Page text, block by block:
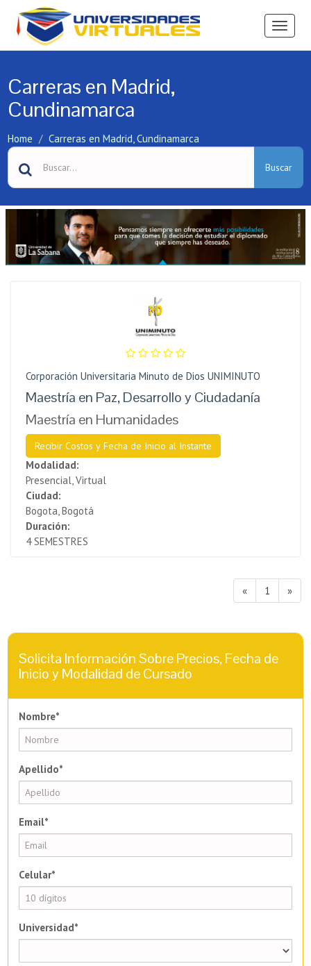
Ver
Carreras en Madrid,
Cundinamarca
Home Carreras en Madrid, Cundinamarca
Buscar
Corporación Universitaria Minuto de Dios UNIMINUTO
Maestría en Paz, Desarrollo y Ciudadanía
Maestría en Humanidades​
Recibir Costos y Fecha de Inicio al Instante
Modalidad:
Presencial, Virtual
Ciudad:
Bogota, Bogotá
Duración:
4 SEMESTRES
« 1 »
Solicita Información Sobre Precios, Fecha de
Inicio y Modalidad de Cursado
Nombre*
Apellido*
Email*
Celular*
Universidad*